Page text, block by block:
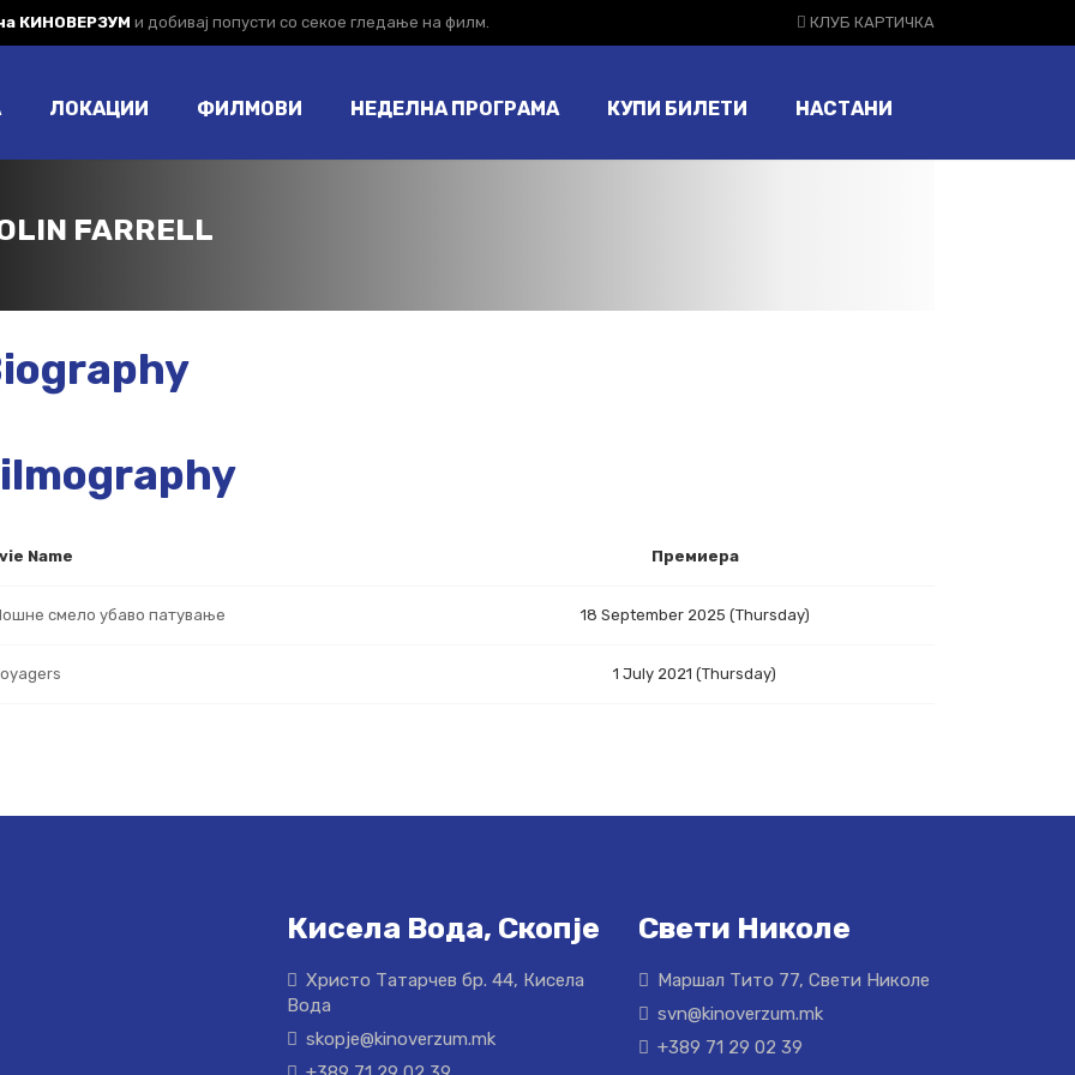
КИНОВЕРЗУМ и добивај попусти со секое гледање на филм. КЛУБ КАРТИЧКА
ЛОКАЦИИ ФИЛМОВИ НЕДЕЛНА ПРОГРАМА КУПИ БИЛЕТИ НАСТАНИ
FARRELL
Name Премиера
смело убаво патување 18 September 2025 (Thursday)
1 July 2021 (Thursday)
Кисела Вода, Скопје
Христо Татарчев бр. 44, Кисела
Вода
skopje@kinoverzum.mk
Свети Николе
Маршал Тито 77, Свети Николе
svn@kinoverzum.mk
+389 71 29 02 39